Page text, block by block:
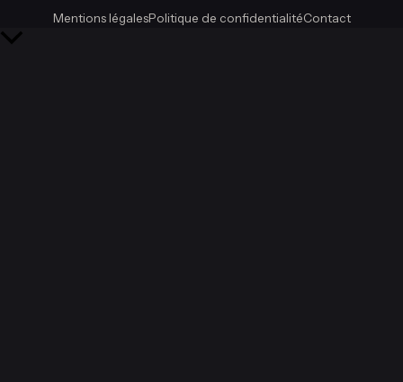
Mentions légalesPolitique de confidentialitéContact